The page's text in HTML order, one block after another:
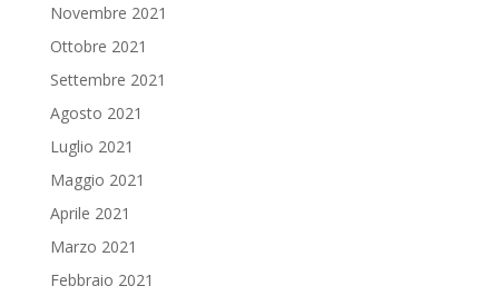
Novembre 2021
Ottobre 2021
Settembre 2021
Agosto 2021
Luglio 2021
Maggio 2021
Aprile 2021
Marzo 2021
Febbraio 2021